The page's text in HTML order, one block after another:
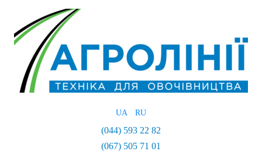
UA RU
(044) 593 22 82
(067) 505 71 01